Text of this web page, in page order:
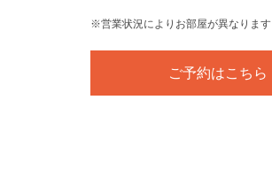
※営業状況によりお部屋が異なります
ご予約はこちら